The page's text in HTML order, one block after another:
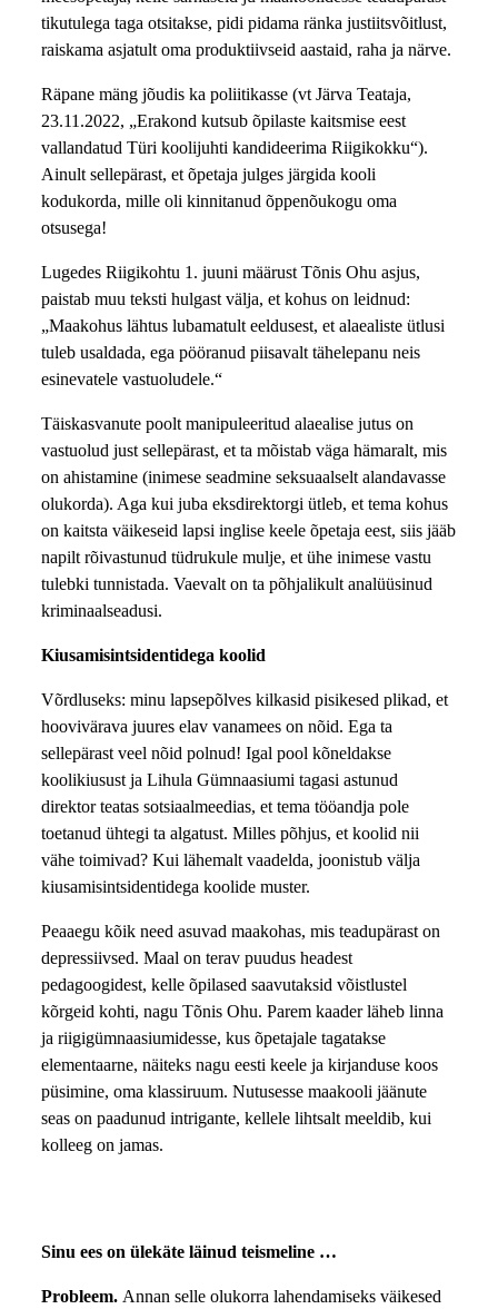
tikutulega taga otsitakse, pidi pidama ränka justiitsvõitlust,
raiskama asjatult oma produktiivseid aastaid, raha ja närve.
Räpane mäng jõudis ka poliitikasse (vt Järva Teataja,
23.11.2022, „Erakond kutsub õpilaste kaitsmise eest
vallandatud Türi koolijuhti kandideerima Riigikokku“).
Ainult sellepärast, et õpetaja julges järgida kooli
kodukorda, mille oli kinnitanud õppenõukogu oma
otsusega!
Lugedes Riigikohtu 1. juuni määrust Tõnis Ohu asjus,
paistab muu teksti hulgast välja, et kohus on leidnud:
„Maakohus lähtus lubamatult eeldusest, et alaealiste ütlusi
tuleb usaldada, ega pööranud piisavalt tähelepanu neis
esinevatele vastuoludele.“
Täiskasvanute poolt manipuleeritud alaealise jutus on
vastuolud just sellepärast, et ta mõistab väga hämaralt, mis
on ahistamine (inimese seadmine seksuaalselt alandavasse
olukorda). Aga kui juba eksdirektorgi ütleb, et tema kohus
on kaitsta väikeseid lapsi inglise keele õpetaja eest, siis jääb
napilt rõivastunud tüdrukule mulje, et ühe inimese vastu
tulebki tunnistada. Vaevalt on ta põhjalikult analüüsinud
kriminaalseadusi.
Kiusamisintsidentidega koolid
Võrdluseks: minu lapsepõlves kilkasid pisikesed plikad, et
hoovivärava juures elav vanamees on nõid. Ega ta
sellepärast veel nõid polnud! Igal pool kõneldakse
koolikiusust ja Lihula Gümnaasiumi tagasi astunud
direktor teatas sotsiaalmeedias, et tema tööandja pole
toetanud ühtegi ta algatust. Milles põhjus, et koolid nii
vähe toimivad? Kui lähemalt vaadelda, joonistub välja
kiusamisintsidentidega koolide muster.
Peaaegu kõik need asuvad maakohas, mis teadupärast on
depressiivsed. Maal on terav puudus headest
pedagoogidest, kelle õpilased saavutaksid võistlustel
kõrgeid kohti, nagu Tõnis Ohu. Parem kaader läheb linna
ja riigigümnaasiumidesse, kus õpetajale tagatakse
elementaarne, näiteks nagu eesti keele ja kirjanduse koos
püsimine, oma klassiruum. Nutusesse maakooli jäänute
seas on paadunud intrigante, kellele lihtsalt meeldib, kui
kolleeg on jamas.
Sinu ees on ülekäte läinud teismeline …
Probleem. Annan selle olukorra lahendamiseks väikesed